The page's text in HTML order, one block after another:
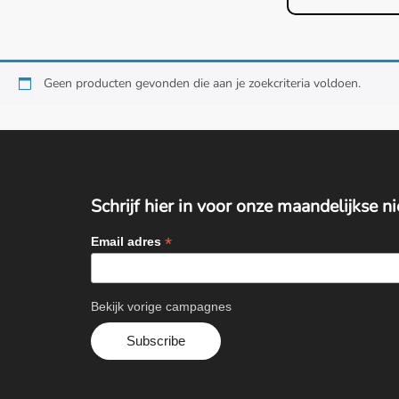
Geen producten gevonden die aan je zoekcriteria voldoen.
Schrijf hier in voor onze maandelijkse
Email adres *
Bekijk vorige campagnes